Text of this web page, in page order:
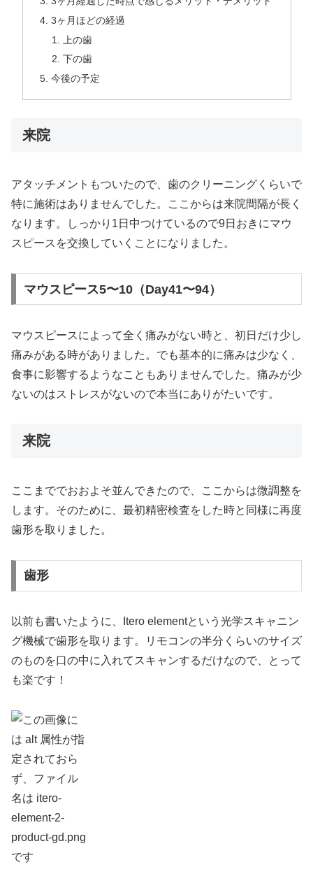
3ヶ月ほどの経過
上の歯
下の歯
今後の予定
来院
アタッチメントもついたので、歯のクリーニングくらいで
特に施術はありませんでした。ここからは来院間隔が長く
なります。しっかり1日中つけているので9日おきにマウ
スピースを交換していくことになりました。
マウスピース5〜10（Day41〜94）
マウスピースによって全く痛みがない時と、初日だけ少し
痛みがある時がありました。でも基本的に痛みは少なく、
食事に影響するようなこともありませんでした。痛みが少
ないのはストレスがないので本当にありがたいです。
来院
ここまででおおよそ並んできたので、ここからは微調整を
します。そのために、最初精密検査をした時と同様に再度
歯形を取りました。
歯形
以前も書いたように、Itero elementという光学スキャニン
グ機械で歯形を取ります。リモコンの半分くらいのサイズ
のものを口の中に入れてスキャンするだけなので、とって
も楽です！